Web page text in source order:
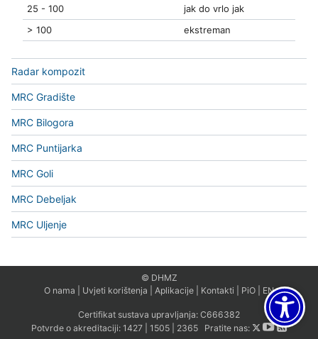
25 - 100
jak do vrlo jak
> 100
ekstreman
Radar kompozit
MRC Gradište
MRC Bilogora
MRC Puntijarka
MRC Goli
MRC Debeljak
MRC Uljenje
© DHMZ
O nama
Uvjeti korištenja Aplikacije Kontakti PiO EN
Certifikat sustava upravljanja: C666382
Potvrde o akreditaciji: 1427| 1505| 2365Pratite nas: